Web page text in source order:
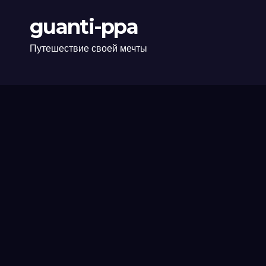
guanti-ppa
Путешествие своей мечты